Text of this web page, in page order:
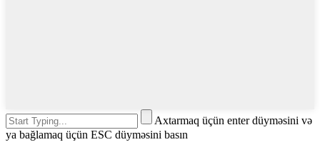
Axtarmaq üçün enter düyməsini və
ya bağlamaq üçün ESC düyməsini basın